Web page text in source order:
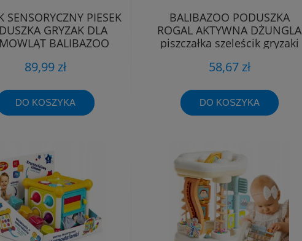
SENSORYCZNY PIESEK
GRYZAK DLA
BALIBAZOO
89,99 zł
DO KOSZYKA
BALIBAZOO PODUSZKA
ROGAL AKTYWNA DŻUNGLA
piszczałka szeleścik gryzaki
58,67 zł
DO KOSZYKA